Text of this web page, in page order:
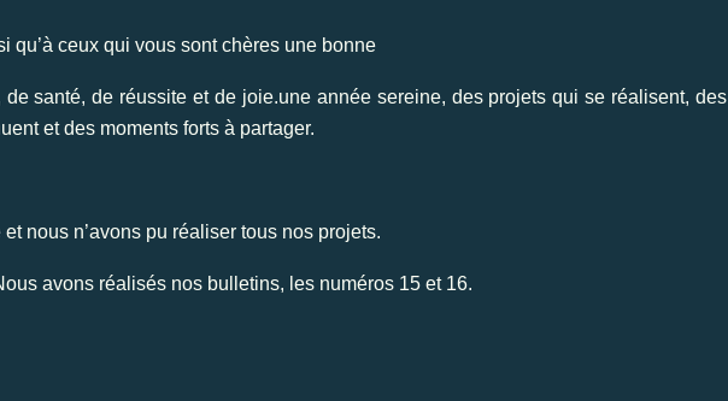
qu’à ceux qui vous sont chères une bonne
santé, de réussite et de joie.une année sereine, des projets qui se réalisent, des
et des moments forts à partager.
et nous n’avons pu réaliser tous nos projets.
avons réalisés nos bulletins, les numéros 15 et 16.